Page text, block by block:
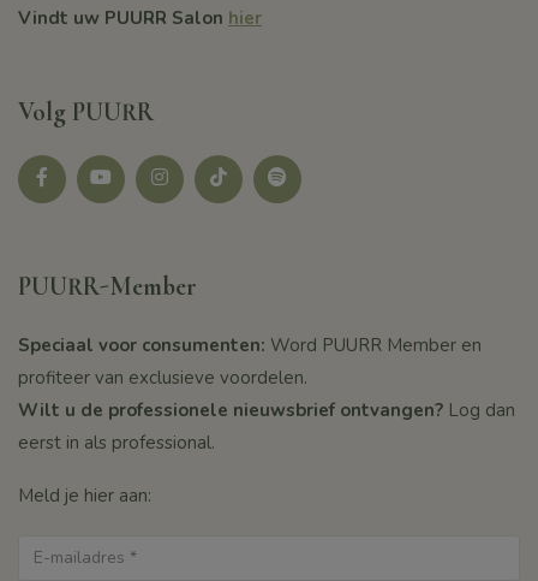
Vindt uw PUURR Salon hier
Volg PUURR
Facebook youtubeinstagramtikotk Spotify
PUURR-Member
Speciaal voor consumenten: Word PUURR Member en
profiteer van exclusieve voordelen.
Wilt u de professionele nieuwsbrief ontvangen? Log dan
eerst in als professional.
Meld je hier aan: